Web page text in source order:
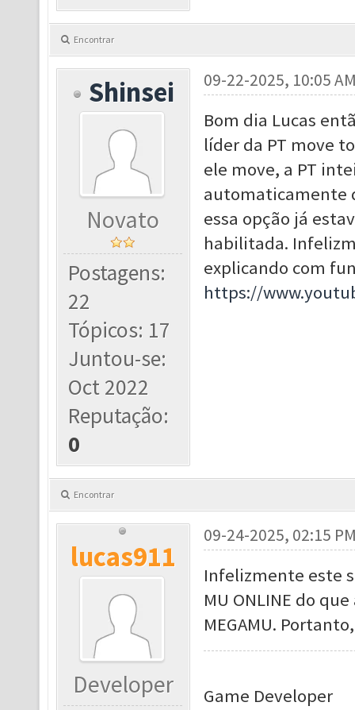
Encontrar
Shinsei
Novato
Postagens:
22
Tópicos: 17
Juntou-se:
Oct 2022
Reputação:
0
09-22-2025, 10:05
Bom dia Lucas
líder da PT move
ele move, a PT
automaticamente
essa opção já
habilitada.
explicando com
https://
Encontrar
lucas911
Developer
09-24-2025, 02:15
Infelizmente este
MU ONLINE do
MEGAMU.
Game Developer